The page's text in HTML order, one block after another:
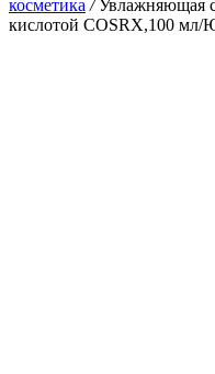
косметика / Увлажняющая
кислотой COSRX,100 мл/